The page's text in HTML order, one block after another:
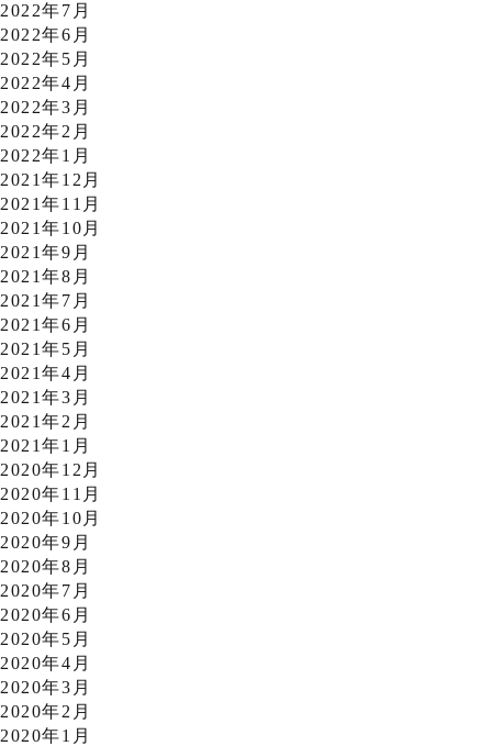
2022年7月
2022年6月
2022年5月
2022年4月
2022年3月
2022年2月
2022年1月
2021年12月
2021年11月
2021年10月
2021年9月
2021年8月
2021年7月
2021年6月
2021年5月
2021年4月
2021年3月
2021年2月
2021年1月
2020年12月
2020年11月
2020年10月
2020年9月
2020年8月
2020年7月
2020年6月
2020年5月
2020年4月
2020年3月
2020年2月
2020年1月